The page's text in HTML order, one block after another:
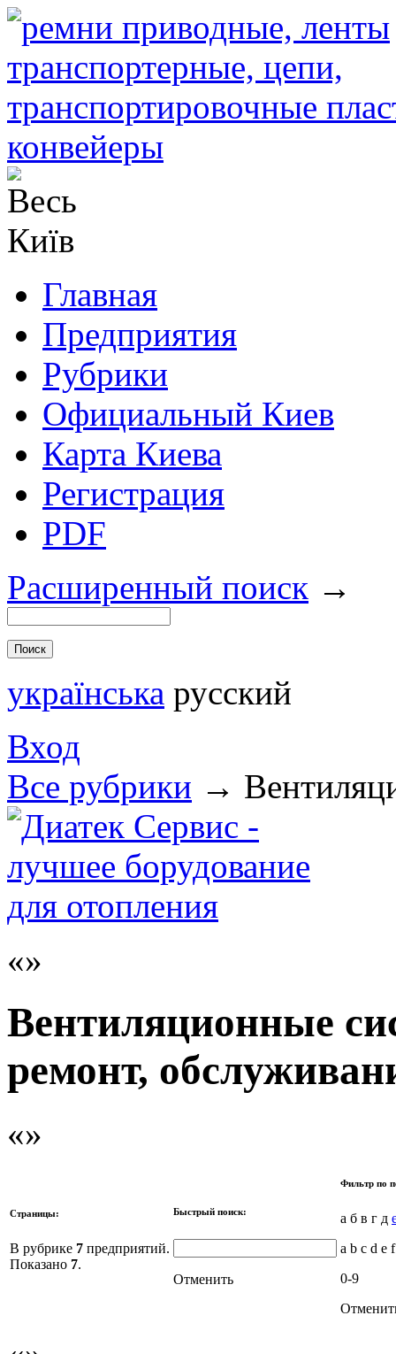
Главная
Предприятия
Рубрики
Официальный Киев
Карта Киева
Регистрация
PDF
Расширенный поиск →
українська русский
Вход
Все рубрики →
Вентиляционные
ремонт,
Страницы:
В рубрике 7 предприятий.
Показано 7.
Быстрый поиск:
Отменить
Фильтр по
а б в г д
a b c d e
0-9